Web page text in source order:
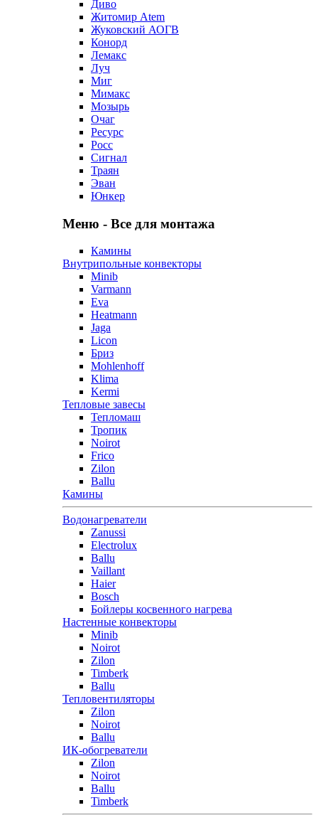
Диво
Житомир Аtem
Жуковский АОГВ
Конорд
Лемакс
Луч
Миг
Мимакс
Мозырь
Очаг
Ресурс
Росс
Сигнал
Траян
Эван
Юнкер
Меню - Все для монтажа
Камины
Внутрипольные конвекторы
Minib
Varmann
Eva
Heatmann
Jaga
Licon
Бриз
Mohlenhoff
Klima
Kermi
Тепловые завесы
Тепломаш
Тропик
Noirot
Frico
Zilon
Ballu
Камины
Водонагреватели
Zanussi
Electrolux
Ballu
Vaillant
Haier
Bosch
Бойлеры косвенного нагрева
Настенные конвекторы
Minib
Noirot
Zilon
Timberk
Ballu
Тепловентиляторы
Zilon
Noirot
Ballu
ИК-обогреватели
Zilon
Noirot
Ballu
Timberk